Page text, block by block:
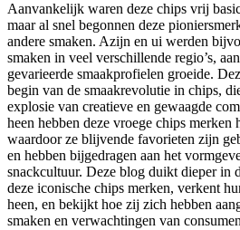
Aanvankelijk waren deze chips vrij
maar al snel begonnen deze
andere smaken. Azijn en ui werden
smaken in veel verschillende regio’s,
gevarieerde smaakprofielen groeide.
begin van de smaakrevolutie in chips,
explosie van creatieve en gewaagde
heen hebben deze vroege chips merken
waardoor ze blijvende favorieten zijn
en hebben bijgedragen aan het
snackcultuur. Deze blog duikt dieper in
deze iconische chips merken, verkent
heen, en bekijkt hoe zij zich hebben
smaken en verwachtingen van